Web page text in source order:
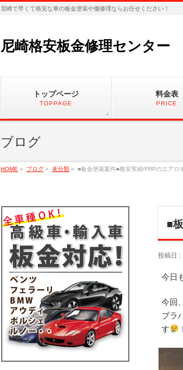
尼崎で早くて格安な車の板金塗装や傷修理ならお任せください！
尼崎格安板金修理センター
トップページ
TOPPAGE
料金表
PRICE
ブログ
HOME » ブログ » 未分類 » ■板金塗装案件■格安実績/FRPのエアロ
■
投稿日 :
今日
今回
ブラ
す